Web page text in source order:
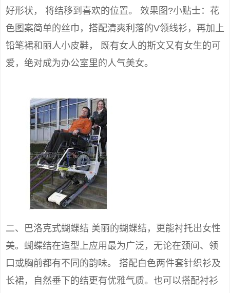
好形状， 将结移到喜欢的位置。 效果图?小贴士：花
色图案简单的丝巾，搭配清爽利落的V领线衫，再加上
铅笔裙和丽人小皮鞋， 既有女人的斯文又有女生的可
爱，绝对成为办公室里的人气美女。
二、巴洛克式蝴蝶结 美丽的蝴蝶结，更能衬托出女性
美。蝴蝶结在造型上应用最为广泛，无论在颈间、领
口或胸前都有不同的韵味。 搭配白色两件套针织衫及
长裙，自然垂下的结更有优雅气质。也可以搭配衬衫